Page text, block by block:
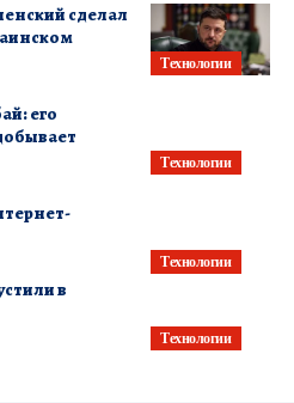
Технологии
сделал
Технологии
его
Технологии
Технологии
в